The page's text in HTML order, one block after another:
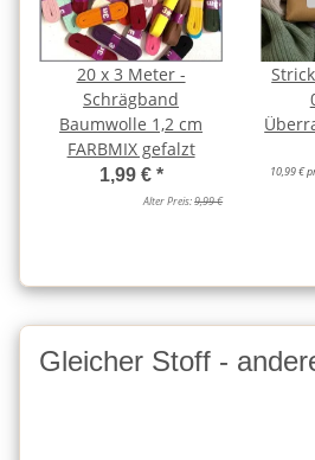
20 x 3 Meter -
Schrägband
Baumwolle 1,2 cm
FARBMIX gefalzt
1,99 € *
Alter Preis:9,99 €
10,99 €
Gleicher Stoff -